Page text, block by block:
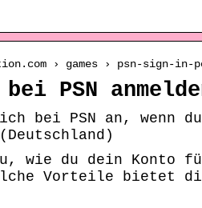
› games › psn-sign-in-
PSN
bei PSN an, wenn
wie du dein Konto
Vorteile bietet die